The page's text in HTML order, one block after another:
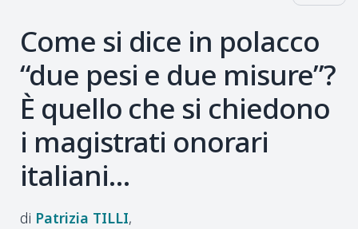
Come si dice in polacco
“due pesi e due misure”?
È quello che si chiedono
i magistrati onorari
italiani…
Patrizia TILLI